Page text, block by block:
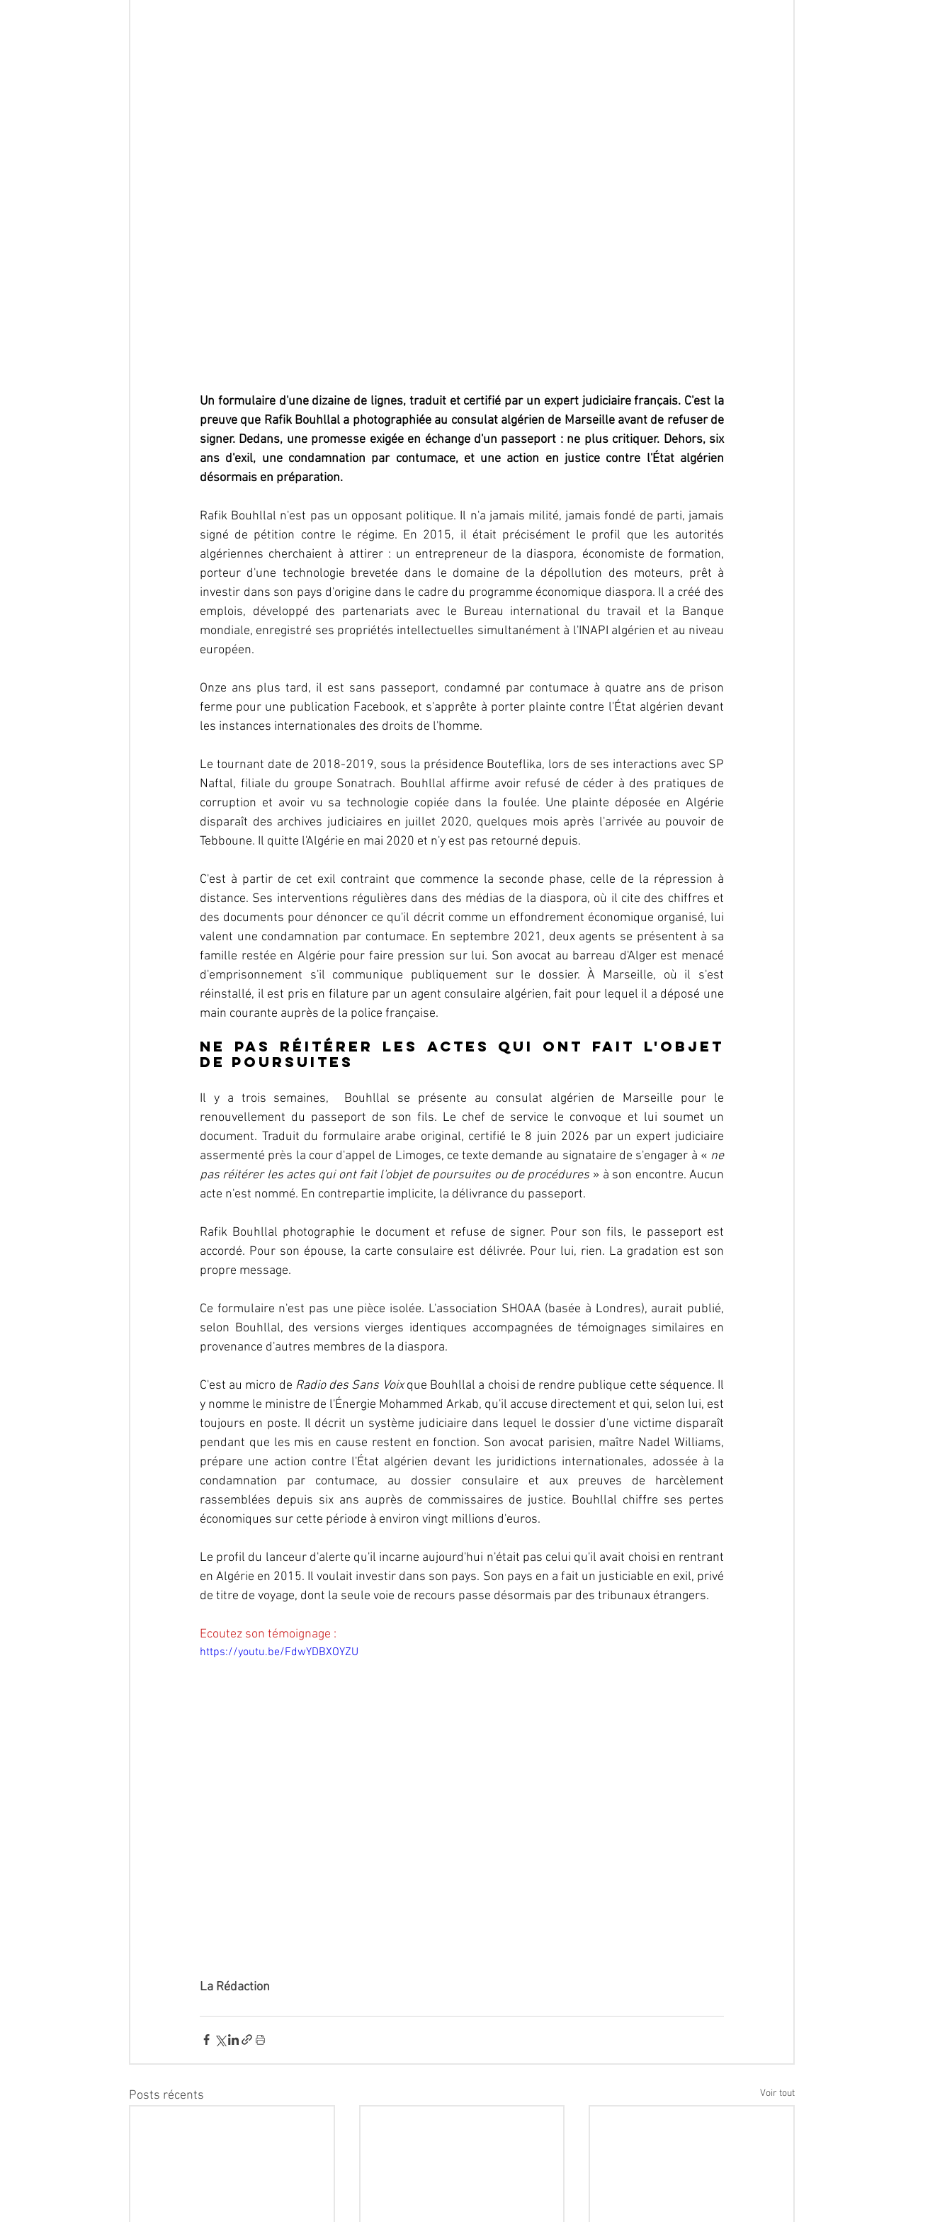
Un formulaire d'une dizaine de lignes, traduit et certifié par un expert judiciaire français. C'est la
preuve que Rafik Bouhllal a photographiée au consulat algérien de Marseille avant de refuser de
signer. Dedans, une promesse exigée en échange d'un passeport : ne plus critiquer. Dehors, six
ans d'exil, une condamnation par contumace, et une action en justice contre l'État algérien
désormais en préparation.
Rafik Bouhllal n'est pas un opposant politique. Il n'a jamais milité, jamais fondé de parti, jamais
signé de pétition contre le régime. En 2015, il était précisément le profil que les autorités
algériennes cherchaient à attirer : un entrepreneur de la diaspora, économiste de formation,
porteur d'une technologie brevetée dans le domaine de la dépollution des moteurs, prêt à
investir dans son pays d'origine dans le cadre du programme économique diaspora. Il a créé des
emplois, développé des partenariats avec le Bureau international du travail et la Banque
mondiale, enregistré ses propriétés intellectuelles simultanément à l'INAPI algérien et au niveau
européen.
Onze ans plus tard, il est sans passeport, condamné par contumace à quatre ans de prison
ferme pour une publication Facebook, et s'apprête à porter plainte contre l'État algérien devant
les instances internationales des droits de l'homme.
Le tournant date de 2018-2019, sous la présidence Bouteflika, lors de ses interactions avec SP
Naftal, filiale du groupe Sonatrach. Bouhllal affirme avoir refusé de céder à des pratiques de
corruption et avoir vu sa technologie copiée dans la foulée. Une plainte déposée en Algérie
disparaît des archives judiciaires en juillet 2020, quelques mois après l'arrivée au pouvoir de
Tebboune. Il quitte l'Algérie en mai 2020 et n'y est pas retourné depuis.
C'est à partir de cet exil contraint que commence la seconde phase, celle de la répression à
distance. Ses interventions régulières dans des médias de la diaspora, où il cite des chiffres et
des documents pour dénoncer ce qu'il décrit comme un effondrement économique organisé, lui
valent une condamnation par contumace. En septembre 2021, deux agents se présentent à sa
famille restée en Algérie pour faire pression sur lui. Son avocat au barreau d'Alger est menacé
d'emprisonnement s'il communique publiquement sur le dossier. À Marseille, où il s'est
réinstallé, il est pris en filature par un agent consulaire algérien, fait pour lequel il a déposé une
main courante auprès de la police française.
Ne pas réitérer les actes qui ont fait l'objet
de poursuites
Il y a trois semaines,  Bouhllal se présente au consulat algérien de Marseille pour le
renouvellement du passeport de son fils. Le chef de service le convoque et lui soumet un
document. Traduit du formulaire arabe original, certifié le 8 juin 2026 par un expert judiciaire
assermenté près la cour d'appel de Limoges, ce texte demande au signataire de s'engager à « ne
pas réitérer les actes qui ont fait l'objet de poursuites ou de procédures » à son encontre. Aucun
acte n'est nommé. En contrepartie implicite, la délivrance du passeport.
Rafik Bouhllal photographie le document et refuse de signer. Pour son fils, le passeport est
accordé. Pour son épouse, la carte consulaire est délivrée. Pour lui, rien. La gradation est son
propre message.
Ce formulaire n'est pas une pièce isolée. L'association SHOAA (basée à Londres), aurait publié,
selon Bouhllal, des versions vierges identiques accompagnées de témoignages similaires en
provenance d'autres membres de la diaspora.
C'est au micro de Radio des Sans Voix que Bouhllal a choisi de rendre publique cette séquence. Il
y nomme le ministre de l'Énergie Mohammed Arkab, qu'il accuse directement et qui, selon lui, est
toujours en poste. Il décrit un système judiciaire dans lequel le dossier d'une victime disparaît
pendant que les mis en cause restent en fonction. Son avocat parisien, maître Nadel Williams,
prépare une action contre l'État algérien devant les juridictions internationales, adossée à la
condamnation par contumace, au dossier consulaire et aux preuves de harcèlement
rassemblées depuis six ans auprès de commissaires de justice. Bouhllal chiffre ses pertes
économiques sur cette période à environ vingt millions d'euros.
Le profil du lanceur d'alerte qu'il incarne aujourd'hui n'était pas celui qu'il avait choisi en rentrant
en Algérie en 2015. Il voulait investir dans son pays. Son pays en a fait un justiciable en exil, privé
de titre de voyage, dont la seule voie de recours passe désormais par des tribunaux étrangers.
Ecoutez son témoignage :
https://youtu.be/FdwYDBXOYZU
La Rédaction
Posts récents Voir tout